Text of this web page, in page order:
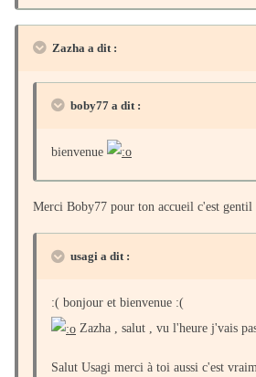
Zazha a dit :
boby77 a dit :
bienvenue
Merci Boby77 pour ton accueil c'est
usagi a dit :
:( bonjour et bienvenue :(
Zazha , salut , vu l'heure j'vais
Salut Usagi merci à toi aussi c'est